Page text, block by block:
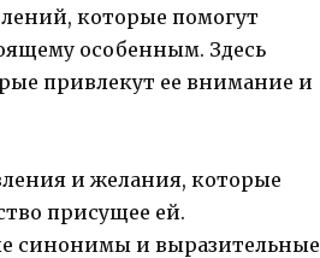
которые помогут
особенным. Здесь
привлекут ее внимание и
и желания, которые
присущее ей.
синонимы и выразительные